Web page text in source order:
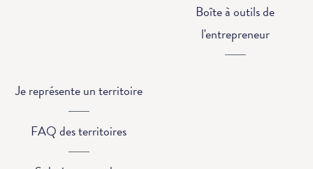
Boîte à outils de
l'entrepreneur
Je représente un territoire
FAQ des territoires